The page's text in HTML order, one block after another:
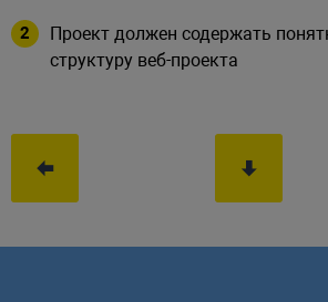
Проект должен содержать
структуру веб-проекта